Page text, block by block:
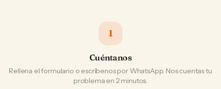
1
Cuéntanos
Rellena el formulario o escríbenos por WhatsApp. Nos cuentas tu
problema en 2 minutos.